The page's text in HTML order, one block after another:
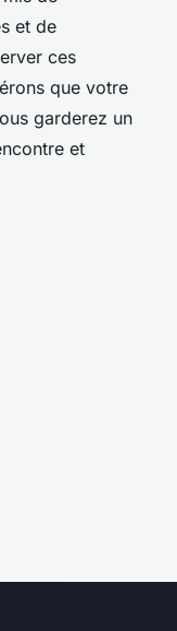
et de
ces
que votre
garderez un
et